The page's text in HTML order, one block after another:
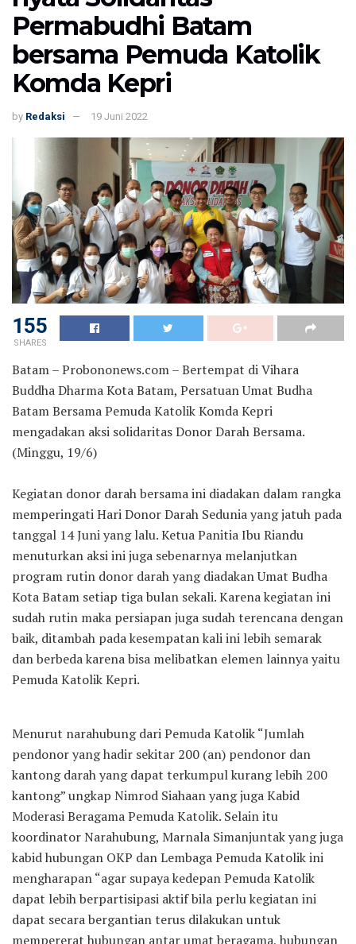
Permabudhi Batam
bersama Pemuda Katolik
Komda Kepri
by Redaksi 19 Juni 2022
155
SHARES
Batam – Probononews.com – Bertempat di Vihara
Buddha Dharma Kota Batam, Persatuan Umat Budha
Batam Bersama Pemuda Katolik Komda Kepri
mengadakan aksi solidaritas Donor Darah Bersama.
(Minggu, 19/6)
Kegiatan donor darah bersama ini diadakan dalam rangka
memperingati Hari Donor Darah Sedunia yang jatuh pada
tanggal 14 Juni yang lalu. Ketua Panitia Ibu Riandu
menuturkan aksi ini juga sebenarnya melanjutkan
program rutin donor darah yang diadakan Umat Budha
Kota Batam setiap tiga bulan sekali. Karena kegiatan ini
sudah rutin maka persiapan juga sudah terencana dengan
baik, ditambah pada kesempatan kali ini lebih semarak
dan berbeda karena bisa melibatkan elemen lainnya yaitu
Pemuda Katolik Kepri.
Menurut narahubung dari Pemuda Katolik “Jumlah
pendonor yang hadir sekitar 200 (an) pendonor dan
kantong darah yang dapat terkumpul kurang lebih 200
kantong” ungkap Nimrod Siahaan yang juga Kabid
Moderasi Beragama Pemuda Katolik. Selain itu
koordinator Narahubung, Marnala Simanjuntak yang juga
kabid hubungan OKP dan Lembaga Pemuda Katolik ini
mengharapan “agar supaya kedepan Pemuda Katolik
dapat lebih berpartisipasi aktif bila perlu kegiatan ini
dapat secara bergantian terus dilakukan untuk
mempererat hubungan antar umat beragama, hubungan